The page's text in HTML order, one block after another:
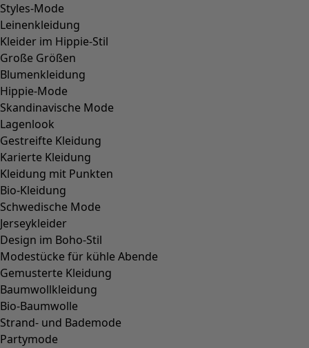
Styles-Mode
Leinenkleidung
Kleider im Hippie-Stil
Große Größen
Blumenkleidung
Hippie-Mode
Skandinavische Mode
Lagenlook
Gestreifte Kleidung
Karierte Kleidung
Kleidung mit Punkten
Bio-Kleidung
Schwedische Mode
Jerseykleider
Design im Boho-Stil
Modestücke für kühle Abende
Gemusterte Kleidung
Baumwollkleidung
Bio-Baumwolle
Strand- und Bademode
Partymode